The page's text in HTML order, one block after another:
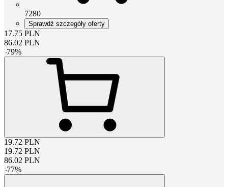
7280
Sprawdź szczegóły oferty
17.75 PLN
86.02 PLN
-79%
19.72 PLN
19.72 PLN
86.02 PLN
-77%